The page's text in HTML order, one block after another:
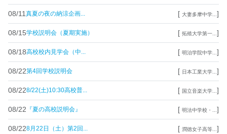
08/11 真夏の夜の納涼企画... [ 大妻多摩中学... ]
08/15学校説明会（夏期実施） [ 拓殖大学第一... ]
08/18高校校内見学会（中... [ 明治学院中学... ]
08/22第4回学校説明会 [ 日本工業大学... ]
08/228/22(土)10:30高校普... [ 国立音楽大学... ]
08/22 『夏の高校説明会』 [ 明法中学校・... ]
08/228月22日（土）第2回... [ 潤徳女子高等... ]